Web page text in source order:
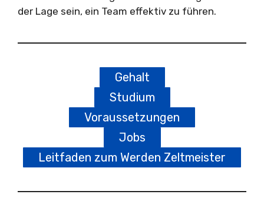
der Lage sein, ein Team effektiv zu führen.
Gehalt
Studium
Voraussetzungen
Jobs
Leitfaden zum Werden Zeltmeister